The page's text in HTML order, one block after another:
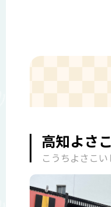
高知よさ
こうちよさこ